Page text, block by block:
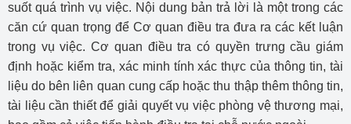
suốt quá trình vụ việc. Nội dung bản trả lời là một trong các
căn cứ quan trọng để Cơ quan điều tra đưa ra các kết luận
trong vụ việc. Cơ quan điều tra có quyền trưng cầu giám
định hoặc kiểm tra, xác minh tính xác thực của thông tin, tài
liệu do bên liên quan cung cấp hoặc thu thập thêm thông tin,
tài liệu cần thiết để giải quyết vụ việc phòng vệ thương mại,